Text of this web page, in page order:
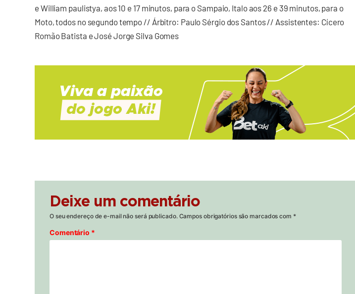
e William paulistya, aos 10 e 17 minutos, para o Sampaio, Italo aos 26 e 39 minutos, para o
Moto, todos no segundo tempo // Árbitro: Paulo Sérgio dos Santos // Assistentes: Cícero
Romão Batista e José Jorge Silva Gomes
Deixe um comentário
O seu endereço de e-mail não será publicado. Campos obrigatórios são marcados com *
Comentário *